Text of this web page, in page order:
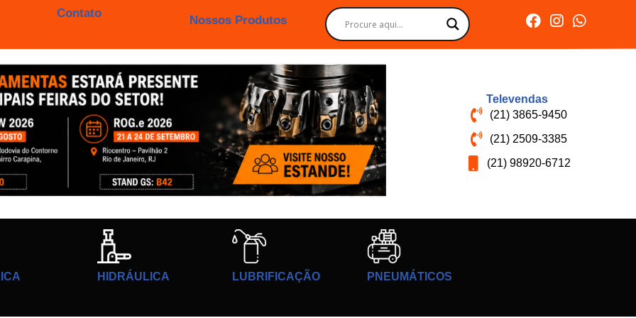
Contato
Nossos Produtos
Televendas
(21) 3865-9450
(21) 2509-3385
(21) 98920-6712
HIDRÁULICA LUBRIFICAÇÃO PNEUMÁTICOS